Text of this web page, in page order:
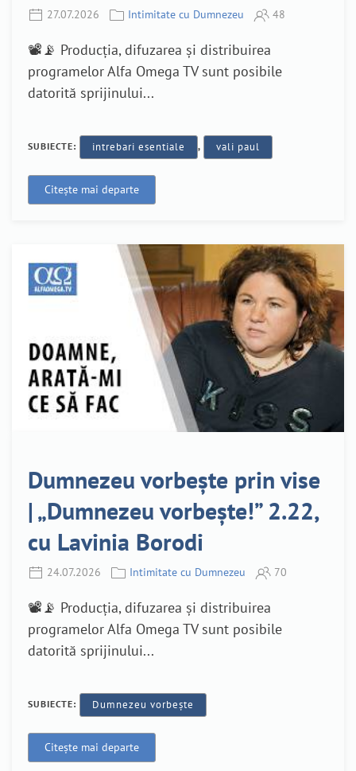
27.07.2026 Intimitate cu Dumnezeu 48
📽️📡 Producția, difuzarea și distribuirea
programelor Alfa Omega TV sunt posibile
datorită sprijinului...
SUBIECTE: intrebari esentiale , vali paul
Citește mai departe
Dumnezeu vorbește prin vise
| „Dumnezeu vorbește!” 2.22,
cu Lavinia Borodi
24.07.2026 Intimitate cu Dumnezeu 70
📽️📡 Producția, difuzarea și distribuirea
programelor Alfa Omega TV sunt posibile
datorită sprijinului...
SUBIECTE: Dumnezeu vorbește
Citește mai departe